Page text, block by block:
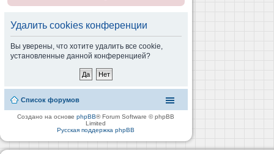
Удалить cookies конференции
Вы уверены, что хотите удалить все cookie,
установленные данной конференцией?
Список форумов
Создано на основеphpBB® Forum Software © phpBB
Limited
Русская поддержка phpBB